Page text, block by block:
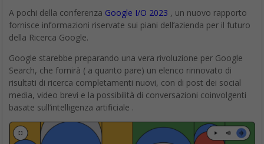
A pochi della conferenza Google I/O 2023 , un nuovo rapporto
fornisce informazioni riservate sui piani dell’azienda per il futuro
della Ricerca Google.
Google starebbe preparando una vera rivoluzione per Google
Search, che fornirà ( a quanto pare) un elenco rinnovato di
risultati di ricerca completamenti nuovi, con di post dei social
media, video brevi e la possibilità di conversazioni coinvolgenti
basate sull’intelligenza artificiale .